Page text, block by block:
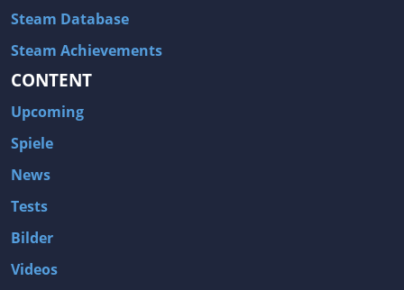
Steam Database
Steam Achievements
CONTENT
Upcoming
Spiele
News
Tests
Bilder
Videos